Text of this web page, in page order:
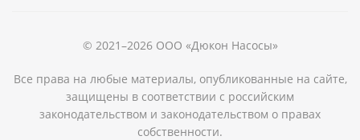
© 2021–2026 ООО «Дюкон Насосы»
Все права на любые материалы, опубликованные на сайте,
защищены в соответствии с российским
законодательством и законодательством о правах
собственности.